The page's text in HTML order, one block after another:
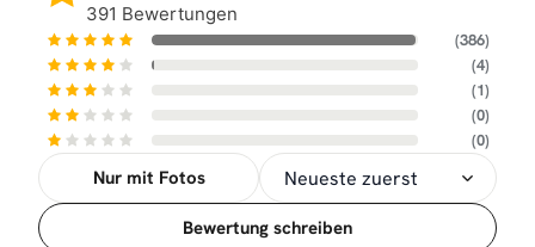
391 Bewertungen
(386)
(4)
(1)
(0)
(0)
Nur mit Fotos
Sortierung
Bewertung schreiben